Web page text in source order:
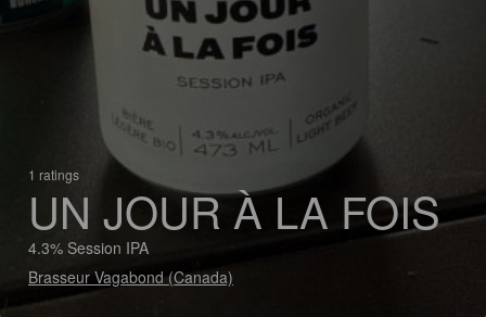
1 ratings
UN JOUR À LA FOIS
4.3% Session IPA
Brasseur Vagabond (Canada)